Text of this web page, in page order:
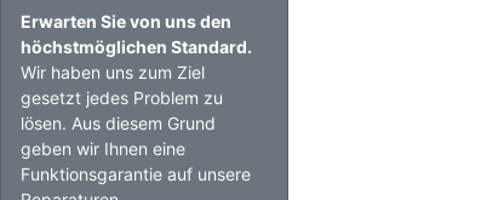
Erwarten Sie von uns den
höchstmöglichen Standard.
Wir haben uns zum Ziel
gesetzt jedes Problem zu
lösen. Aus diesem Grund
geben wir Ihnen eine
Funktionsgarantie auf unsere